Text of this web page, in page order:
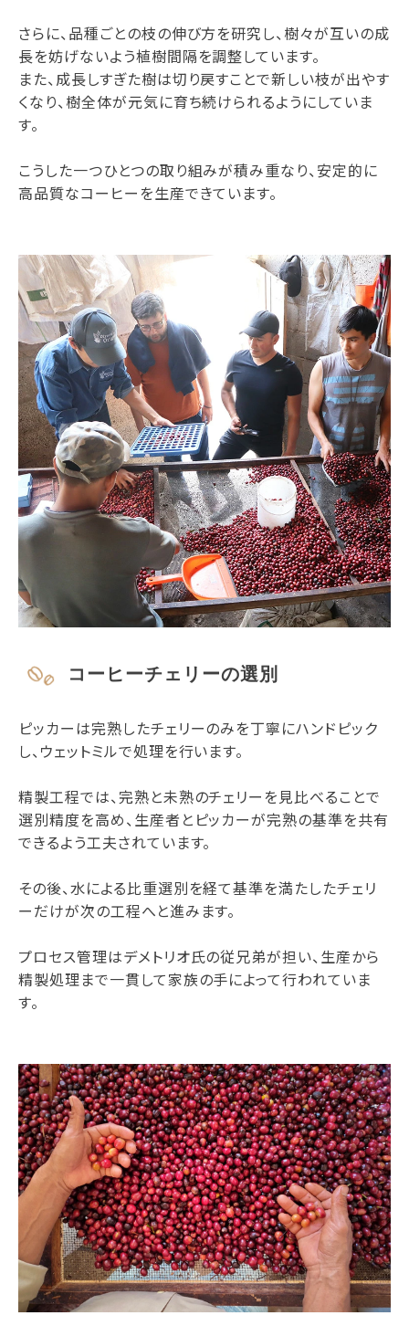
さらに、品種ごとの枝の伸び方を研究し、樹々が互いの成
長を妨げないよう植樹間隔を調整しています。
また、成長しすぎた樹は切り戻すことで新しい枝が出やす
くなり、樹全体が元気に育ち続けられるようにしていま
す。
こうした一つひとつの取り組みが積み重なり、安定的に
高品質なコーヒーを生産できています。
コーヒーチェリーの選別
ピッカーは完熟したチェリーのみを丁寧にハンドピック
し、ウェットミルで処理を行います。
精製工程では、完熟と未熟のチェリーを見比べることで
選別精度を高め、生産者とピッカーが完熟の基準を共有
できるよう工夫されています。
その後、水による比重選別を経て基準を満たしたチェリ
ーだけが次の工程へと進みます。
プロセス管理はデメトリオ氏の従兄弟が担い、生産から
精製処理まで一貫して家族の手によって行われていま
す。